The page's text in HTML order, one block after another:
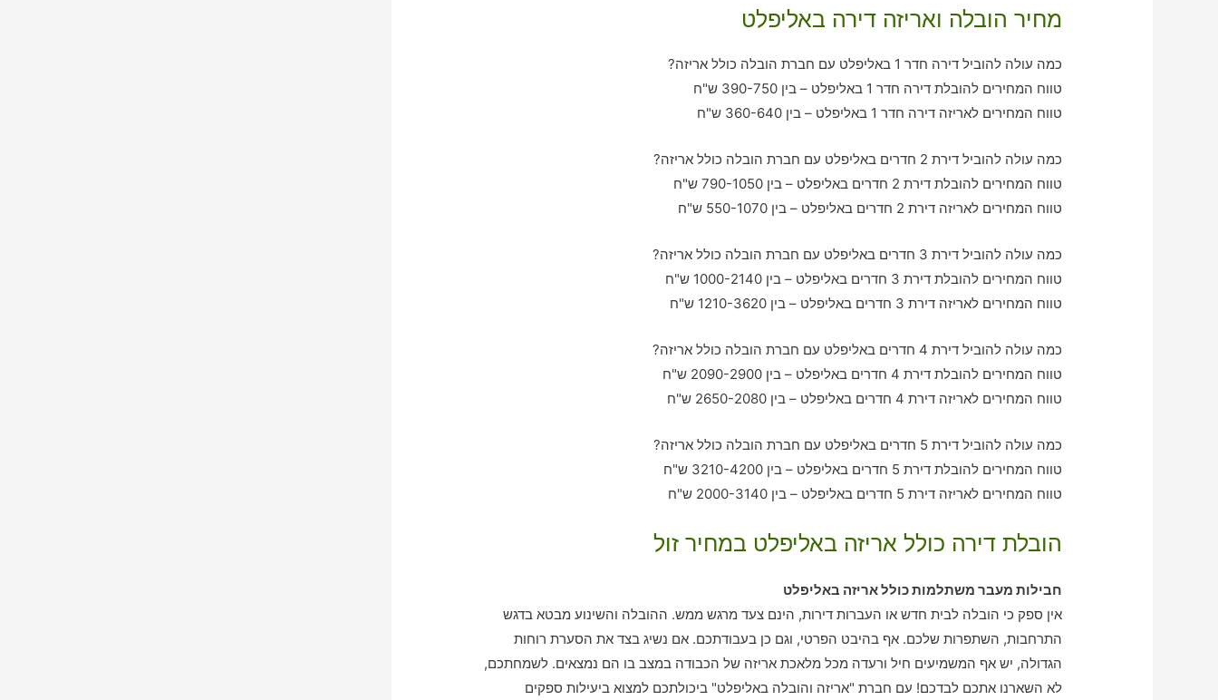
מחיר הובלה ואריזה דירה באליפלט
כמה עולה להוביל דירה חדר 1 באליפלט עם חברת הובלה כולל אריזה?
טווח המחירים להובלת דירה חדר 1 באליפלט – בין 390-750 ש"ח
טווח המחירים לאריזה דירה חדר 1 באליפלט – בין 360-640 ש"ח
כמה עולה להוביל דירת 2 חדרים באליפלט עם חברת הובלה כולל אריזה?
טווח המחירים להובלת דירת 2 חדרים באליפלט – בין 790-1050 ש"ח
טווח המחירים לאריזה דירת 2 חדרים באליפלט – בין 550-1070 ש"ח
כמה עולה להוביל דירת 3 חדרים באליפלט עם חברת הובלה כולל אריזה?
טווח המחירים להובלת דירת 3 חדרים באליפלט – בין 1000-2140 ש"ח
טווח המחירים לאריזה דירת 3 חדרים באליפלט – בין 1210-3620 ש"ח
כמה עולה להוביל דירת 4 חדרים באליפלט עם חברת הובלה כולל אריזה?
טווח המחירים להובלת דירת 4 חדרים באליפלט – בין 2090-2900 ש"ח
טווח המחירים לאריזה דירת 4 חדרים באליפלט – בין 2650-2080 ש"ח
כמה עולה להוביל דירת 5 חדרים באליפלט עם חברת הובלה כולל אריזה?
טווח המחירים להובלת דירת 5 חדרים באליפלט – בין 3210-4200 ש"ח
טווח המחירים לאריזה דירת 5 חדרים באליפלט – בין 2000-3140 ש"ח
הובלת דירה כולל אריזה באליפלט במחיר זול
חבילות מעבר משתלמות כולל אריזה באליפלט
אין ספק כי הובלה לבית חדש או העברות דירות, הינם צעד מרגש ממש. ההובלה והשינוע מבטא בדגש
התרחבות, השתפרות שלכם. אף בהיבט הפרטי, וגם כן בעבודתכם. אם נשיג בצד את הסערת רוחות
הגדולה, יש אף המשמיעים חיל ורעדה מכל מלאכת אריזה של הכבודה במצב בו הם נמצאים. לשמחתכם,
לא השארנו אתכם לבדכם! עם חברת "אריזה והובלה באליפלט" ביכולתכם למצוא ביעילות ספקים